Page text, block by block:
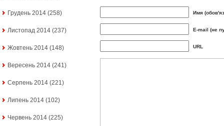
Грудень 2014 (258)
Листопад 2014 (237)
Жовтень 2014 (148)
Вересень 2014 (241)
Серпень 2014 (221)
Липень 2014 (102)
Червень 2014 (225)
Имя
E-mail (не
URL